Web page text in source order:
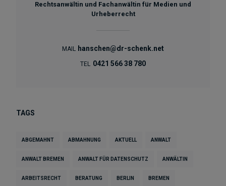
Rechtsanwältin und Fachanwältin für Medien und
Urheberrecht
MAIL hanschen@dr-schenk.net
TEL 0421 566 38 780
TAGS
ABGEMAHNT ABMAHNUNG AKTUELL ANWALT
ANWALT BREMEN ANWALT FÜR DATENSCHUTZ ANWÄLTIN
ARBEITSRECHT BERATUNG BERLIN BREMEN